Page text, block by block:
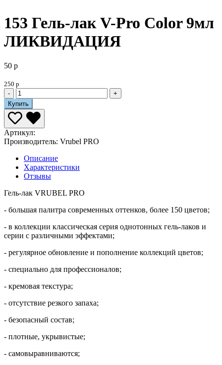
153 Гель-лак V-Pro Color 9мл
ЛИКВИДАЦИЯ
50 р
250 р
-
+
Купить
Артикул:
Производитель: Vrubel PRO
Описание
Характеристики
Отзывы
Гель-лак VRUBEL PRO
- большая палитра современных оттенков, более 150 цветов;
- в коллекции классическая серия однотонных гель-лаков и
серии с различными эффектами;
- регулярное обновление и пополнение коллекций цветов;
- специально для профессионалов;
- кремовая текстура;
- отсутствие резкого запаха;
- безопасный состав;
- плотные, укрывистые;
- самовыравниваются;